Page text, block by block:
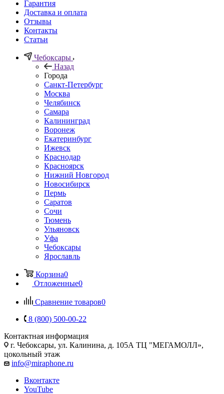
Гарантия
Доставка и оплата
Отзывы
Контакты
Статьи
Чебоксары
Назад
Города
Санкт-Петербург
Москва
Челябинск
Самара
Калининград
Воронеж
Екатеринбург
Ижевск
Краснодар
Красноярск
Нижний Новгород
Новосибирск
Пермь
Саратов
Сочи
Тюмень
Ульяновск
Уфа
Чебоксары
Ярославль
Корзина0
Отложенные0
Сравнение товаров0
8 (800) 500-00-22
Контактная информация
г. Чебоксары, ул. Калинина, д. 105А ТЦ "МЕГАМОЛЛ»,
цокольный этаж
info@miraphone.ru
Вконтакте
YouTube